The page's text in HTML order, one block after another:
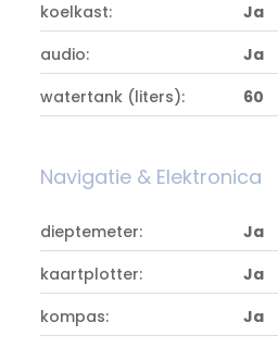
koelkast:
Ja
audio:
Ja
watertank (liters):
60
Navigatie & Elektronica
dieptemeter:
Ja
kaartplotter:
Ja
kompas:
Ja